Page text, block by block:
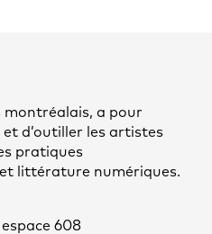
montréalais, a pour
et d’outiller les artistes
pratiques
littérature numériques.
608